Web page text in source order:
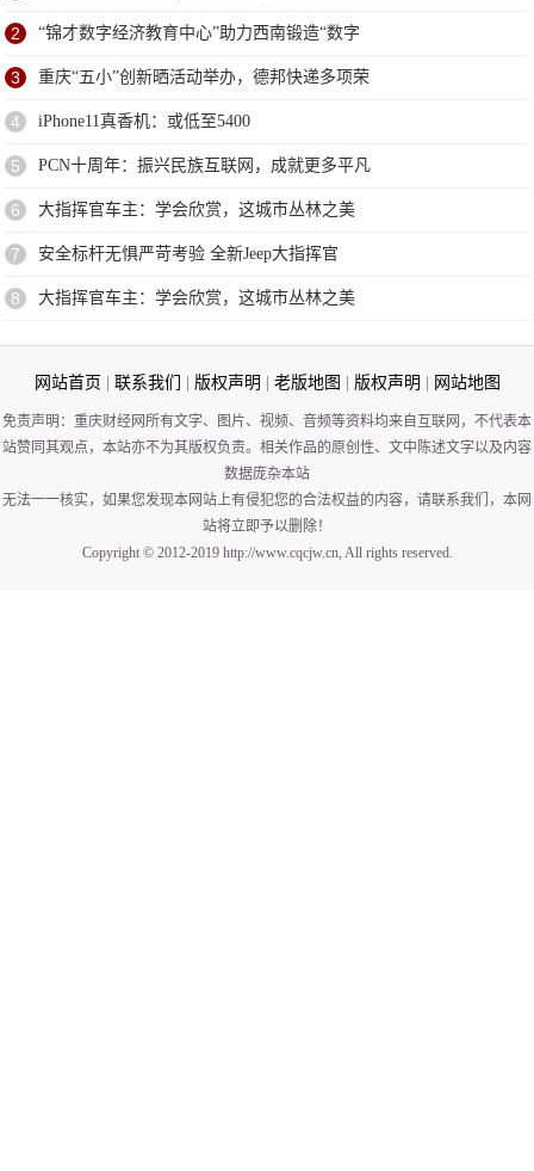
2 “锦才数字经济教育中心”助力西南锻造“数字
3 重庆“五小”创新晒活动举办，德邦快递多项荣
4 iPhone11真香机：或低至5400
5 PCN十周年：振兴民族互联网，成就更多平凡
6 大指挥官车主：学会欣赏，这城市丛林之美
7 安全标杆无惧严苛考验 全新Jeep大指挥官
8 大指挥官车主：学会欣赏，这城市丛林之美
网站首页 联系我们 版权声明 老版地图 版权声明 网站地图
免责声明：重庆财经网所有文字、图片、视频、音频等资料均来自互联网，不代表本
站赞同其观点，本站亦不为其版权负责。相关作品的原创性、文中陈述文字以及内容
数据庞杂本站
无法一一核实，如果您发现本网站上有侵犯您的合法权益的内容，请联系我们，本网
站将立即予以删除！
Copyright © 2012-2019 http://www.cqcjw.cn, All rights reserved.